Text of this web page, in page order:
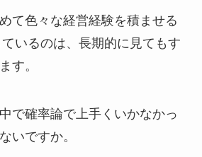
て色々な経営経験を積ませる
いるのは、長期的に見てもす
す。
で確率論で上手くいかなかっ
いですか。